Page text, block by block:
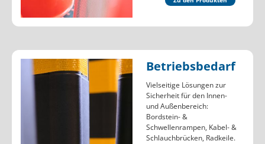
Betriebsbedarf
Vielseitige Lösungen zur
Sicherheit für den Innen-
und Außenbereich:
Bordstein- &
Schwellenrampen, Kabel- &
Schlauchbrücken, Radkeile.